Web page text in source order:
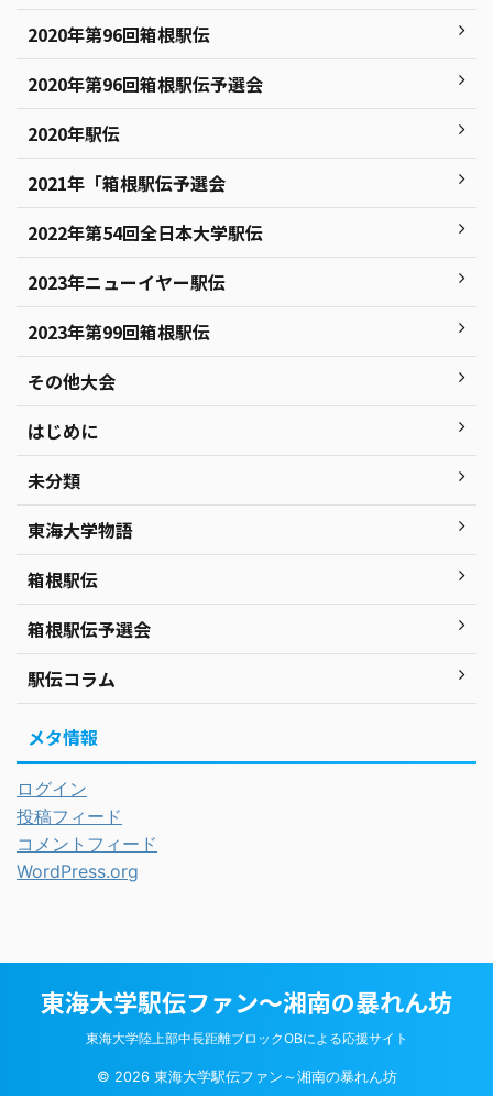
2020年第96回箱根駅伝
2020年第96回箱根駅伝予選会
2020年駅伝
2021年「箱根駅伝予選会
2022年第54回全日本大学駅伝
2023年ニューイヤー駅伝
2023年第99回箱根駅伝
その他大会
はじめに
未分類
東海大学物語
箱根駅伝
箱根駅伝予選会
駅伝コラム
メタ情報
ログイン
投稿フィード
コメントフィード
WordPress.org
東海大学駅伝ファン～湘南の暴れん坊
東海大学陸上部中長距離ブロックOBによる応援サイト
© 2026 東海大学駅伝ファン～湘南の暴れん坊